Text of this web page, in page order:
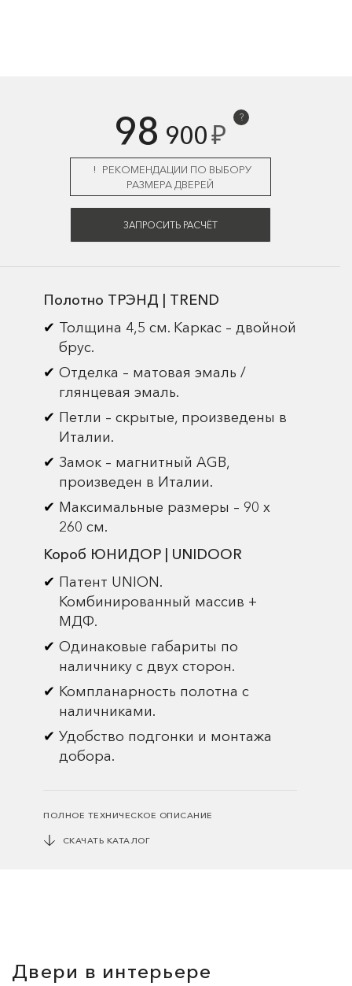
98 900₽
?
РЕКОМЕНДАЦИИ ПО ВЫБОРУ
РАЗМЕРА ДВЕРЕЙ
ЗАПРОСИТЬ РАСЧЁТ
Полотно ТРЭНД | TREND
Толщина 4,5 см. Каркас – двойной
брус.
Отделка – матовая эмаль /
глянцевая эмаль.
Петли – скрытые, произведены в
Италии.
Замок – магнитный AGB,
произведен в Италии.
Максимальные размеры – 90 х
260 см.
Короб ЮНИДОР | UNIDOOR
Патент UNION.
Комбинированный массив +
МДФ.
Одинаковые габариты по
наличнику с двух сторон.
Компланарность полотна с
наличниками.
Удобство подгонки и монтажа
добора.
ПОЛНОЕ ТЕХНИЧЕСКОЕ ОПИСАНИЕ
СКАЧАТЬ КАТАЛОГ
Двери в интерьере